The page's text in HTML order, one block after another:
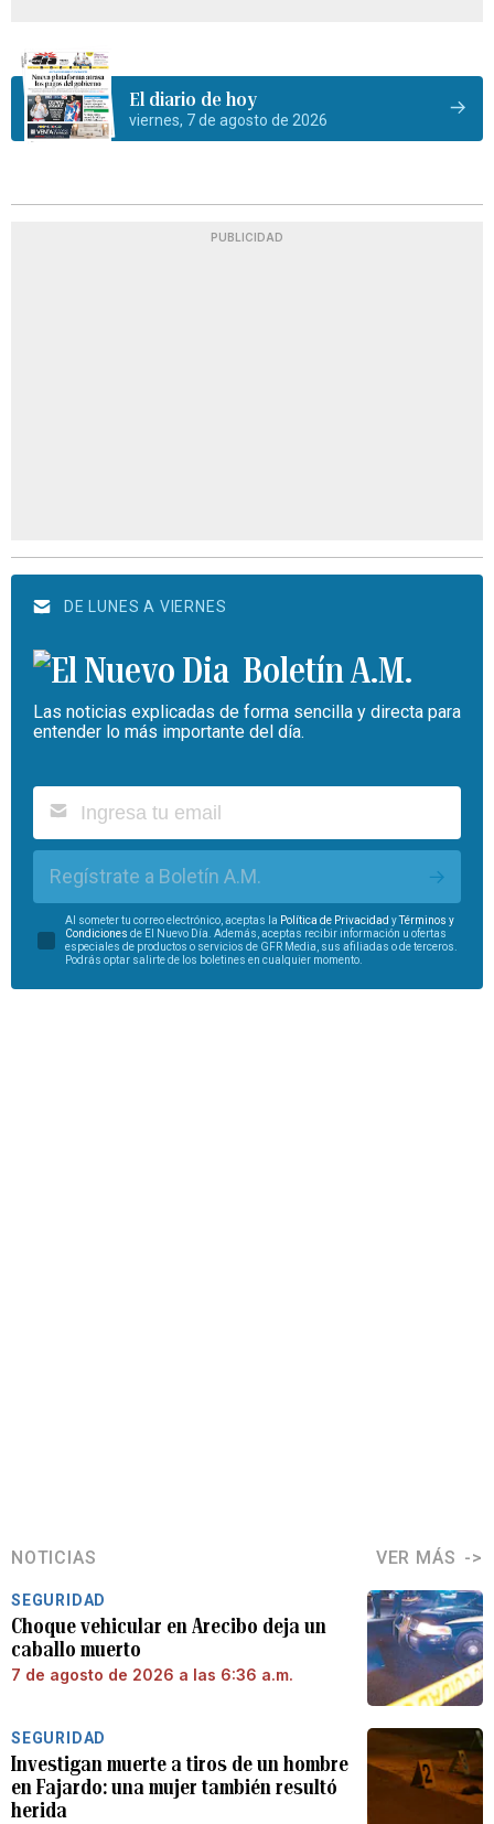
El diario de hoy
viernes, 7 de agosto de 2026
PUBLICIDAD
DE LUNES A VIERNES
Boletín A.M.
Las noticias explicadas de forma sencilla y directa para
entender lo más importante del día.
Regístrate a Boletín A.M.
Al someter tu correo electrónico, aceptas la Política de Privacidad yTérminos y
Condiciones de El Nuevo Día. Además, aceptas recibir información u ofertas
especiales de productos o servicios de GFR Media, sus afiliadas o de terceros.
Podrás optar salirte de los boletines en cualquier momento.
NOTICIAS VER MÁS
SEGURIDAD
Choque vehicular en Arecibo deja un
caballo muerto
7 de agosto de 2026 a las 6:36 a.m.
SEGURIDAD
Investigan muerte a tiros de un hombre
en Fajardo: una mujer también resultó
herida